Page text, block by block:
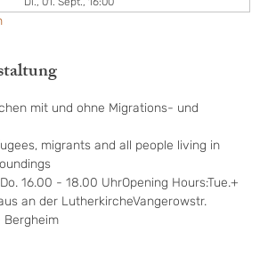
mit und ohne Migrations- und
migrants and all people living in
16.00 - 18.00 UhrOpening Hours:Tue.+
an der LutherkircheVangerowstr.
Bergheim